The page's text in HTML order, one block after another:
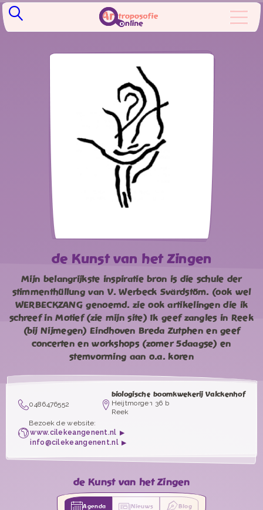
de Kunst van het Zingen
Mijn belangrijkste inspiratie bron is die schule der
stimmenthüllung van V. Werbeck Svärdstöm. (ook wel
WERBECKZANG genoemd. zie ook artikelingen die ik
schreef in Motief (zie mijn site) Ik geef zangles in Reek
(bij Nijmegen) Eindhoven Breda Zutphen en geef
concerten en workshops (zomer 5daagse) en
stemvorming aan o.a. koren
0486476552
biologische boomkwekerij Valckenhof
Heijtmorgen 36 b
Reek
Bezoek de website:
www.cilekeangenent.nl
info@cilekeangenent.nl
de Kunst van het Zingen
Agenda Nieuws Blog